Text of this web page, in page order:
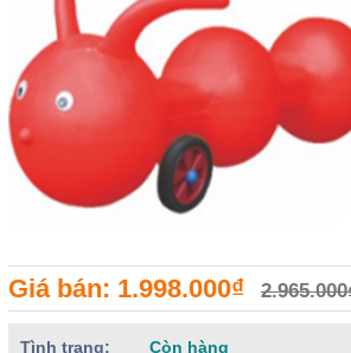
Giá bán: 1.998.000₫
Tình trạng:
Còn hàng